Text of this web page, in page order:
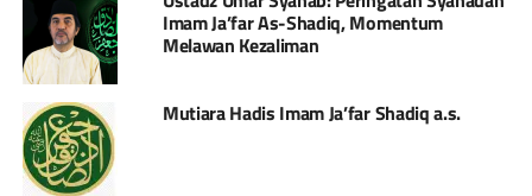
Imam Ja’far As-Shadiq, Momentum
Melawan Kezaliman
Mutiara Hadis Imam Ja’far Shadiq a.s.